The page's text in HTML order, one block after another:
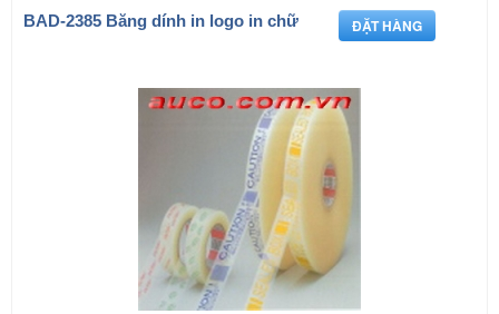
BAD-2385 Băng dính in logo in chữ